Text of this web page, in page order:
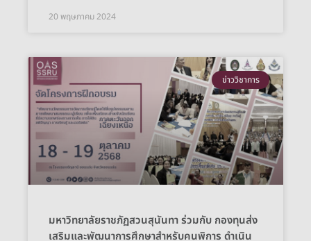
20 พฤษภาคม 2024
ข่าววิชาการ
มหาวิทยาลัยราชภัฏสวนสุนันทา ร่วมกับ กองทุนส่ง
เสริมและพัฒนาการศึกษาสำหรับคนพิการ ดำเนิน